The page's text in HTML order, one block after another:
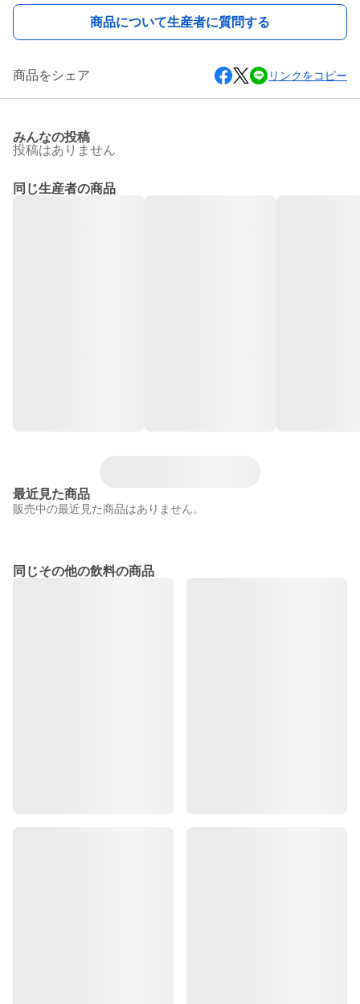
商品について生産者に質問する
商品をシェア リンクをコピー
みんなの投稿
投稿はありません
同じ生産者の商品
最近見た商品
販売中の最近見た商品はありません。
同じその他の飲料の商品